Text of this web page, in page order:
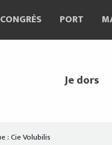
PORT
Je dors
: Cie Volubilis